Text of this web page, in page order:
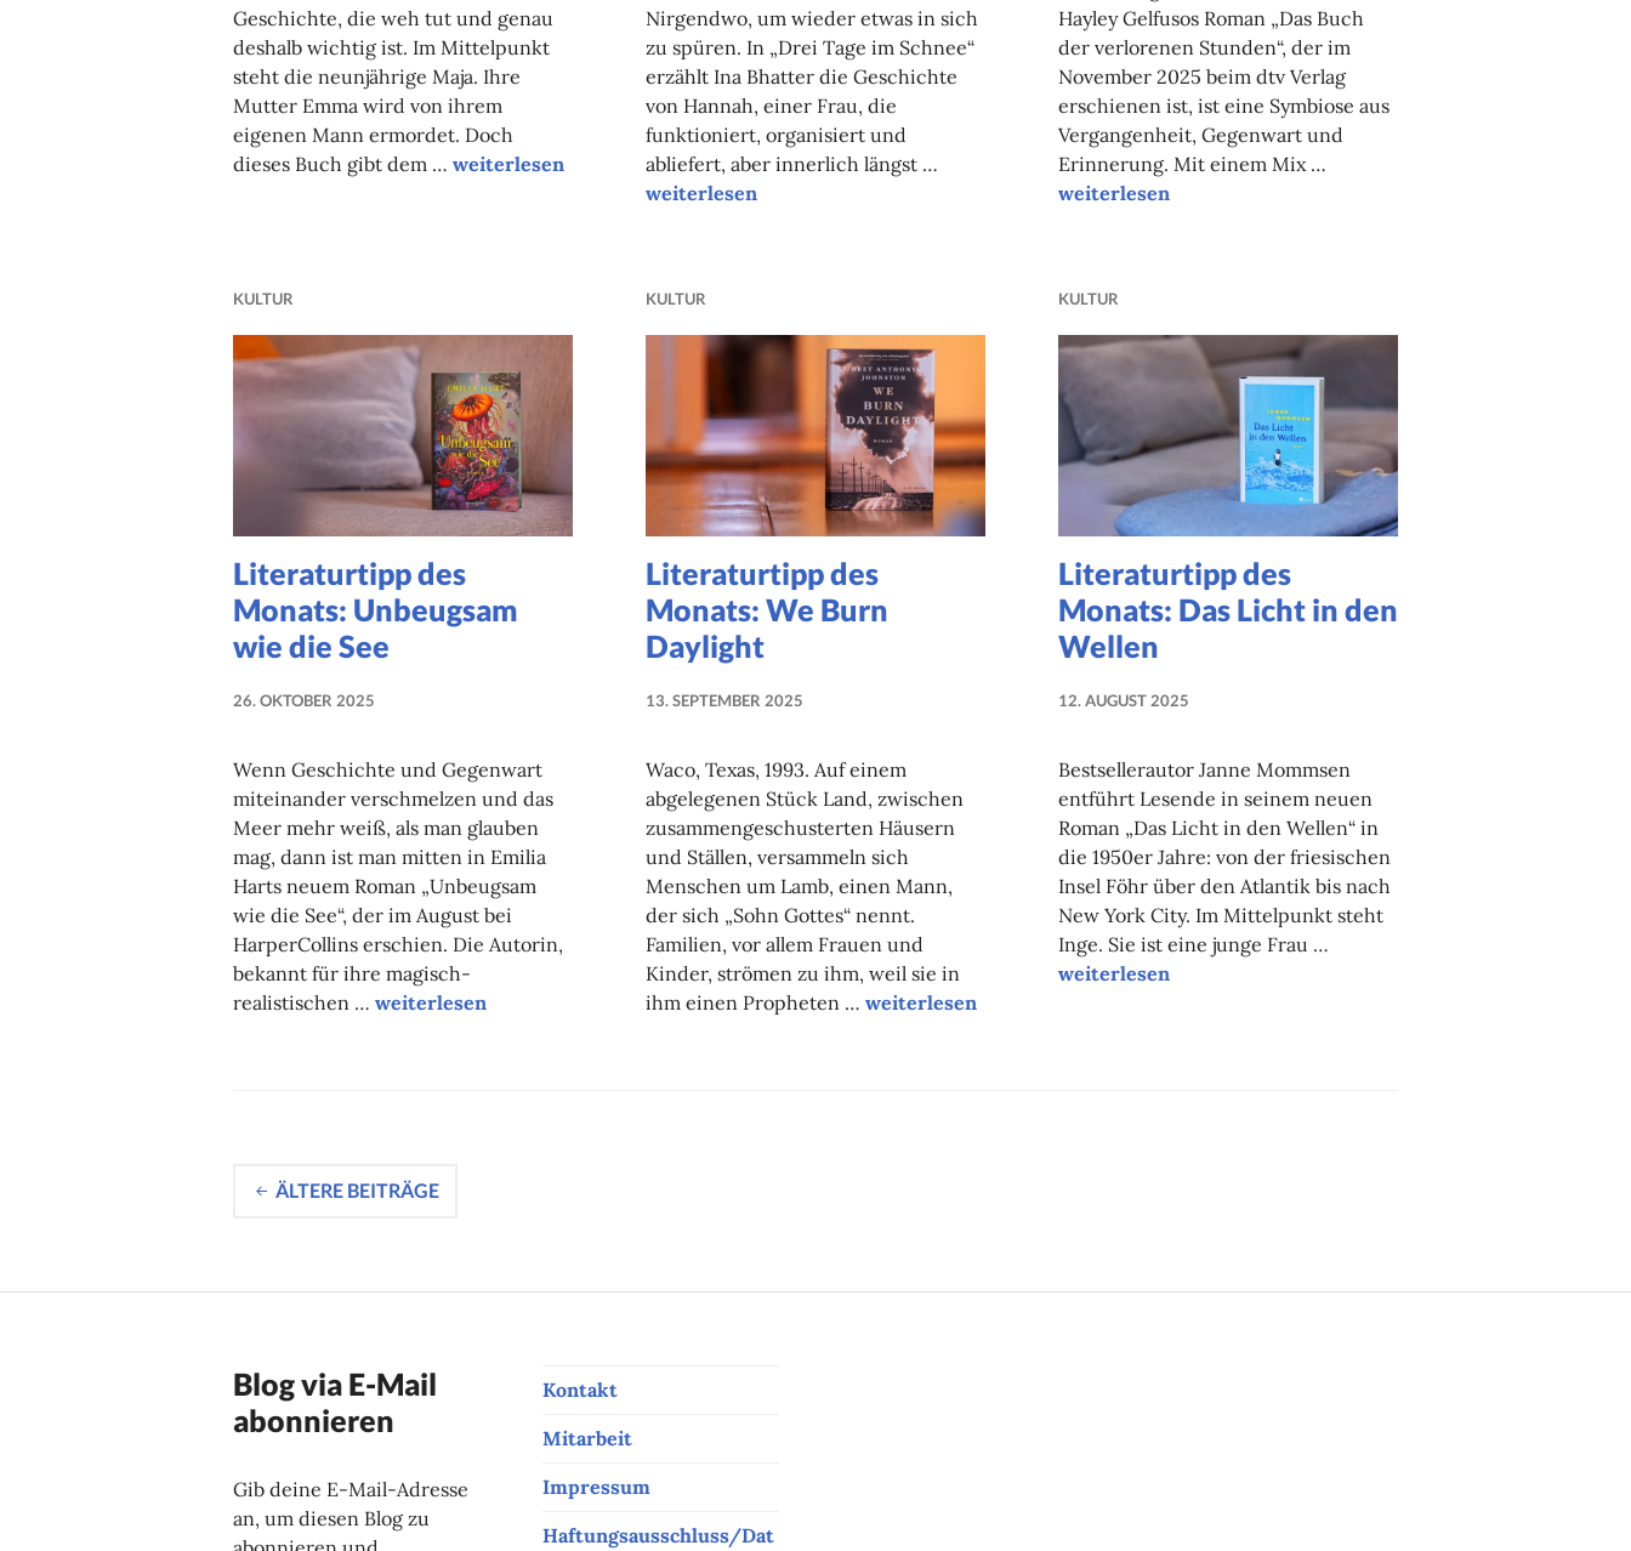
Geschichte, die weh tut und genau
deshalb wichtig ist. Im Mittelpunkt
steht die neunjährige Maja. Ihre
Mutter Emma wird von ihrem
eigenen Mann ermordet. Doch
dieses Buch gibt dem … Literaturtipp des Monats: Da, wo ich dich sehen kann
weiterlesen
Nirgendwo, um wieder etwas in sich
zu spüren. In „Drei Tage im Schnee“
erzählt Ina Bhatter die Geschichte
von Hannah, einer Frau, die
funktioniert, organisiert und
abliefert, aber innerlich längst …
Literaturtipp des Monats: Drei Tage im Schnee
weiterlesen
Hayley Gelfusos Roman „Das Buch
der verlorenen Stunden“, der im
November 2025 beim dtv Verlag
erschienen ist, ist eine Symbiose aus
Vergangenheit, Gegenwart und
Erinnerung. Mit einem Mix …
Literaturtipp des Monats: Das Buch der verlorenen Stunden
weiterlesen
KULTUR
Literaturtipp des
Monats: Unbeugsam
wie die See
26. OKTOBER 2025
Wenn Geschichte und Gegenwart
miteinander verschmelzen und das
Meer mehr weiß, als man glauben
mag, dann ist man mitten in Emilia
Harts neuem Roman „Unbeugsam
wie die See“, der im August bei
HarperCollins erschien. Die Autorin,
bekannt für ihre magisch-
realistischen … Literaturtipp des Monats: Unbeugsam wie die See
weiterlesen
KULTUR
Literaturtipp des
Monats: We Burn
Daylight
13. SEPTEMBER 2025
Waco, Texas, 1993. Auf einem
abgelegenen Stück Land, zwischen
zusammengeschusterten Häusern
und Ställen, versammeln sich
Menschen um Lamb, einen Mann,
der sich „Sohn Gottes“ nennt.
Familien, vor allem Frauen und
Kinder, strömen zu ihm, weil sie in
ihm einen Propheten … Literaturtipp des Monats: We Burn Daylight
weiterlesen
KULTUR
Literaturtipp des
Monats: Das Licht in den
Wellen
12. AUGUST 2025
Bestsellerautor Janne Mommsen
entführt Lesende in seinem neuen
Roman „Das Licht in den Wellen“ in
die 1950er Jahre: von der friesischen
Insel Föhr über den Atlantik bis nach
New York City. Im Mittelpunkt steht
Inge. Sie ist eine junge Frau …
Literaturtipp des Monats: Das Licht in den Wellen
weiterlesen
Beitragsnavigation
ÄLTERE BEITRÄGE
Blog via E-Mail
abonnieren
Gib deine E-Mail-Adresse
an, um diesen Blog zu
Kontakt
Mitarbeit
Impressum
Haftungsausschluss/Dat